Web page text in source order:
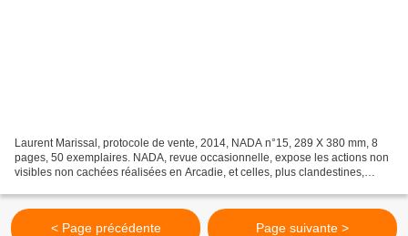
Laurent Marissal, protocole de vente, 2014, NADA n°15, 289 X 380 mm, 8
pages, 50 exemplaires. NADA, revue occasionnelle, expose les actions non
visibles non cachées réalisées en Arcadie, et celles, plus clandestines,
< Page précédente Page suivante >